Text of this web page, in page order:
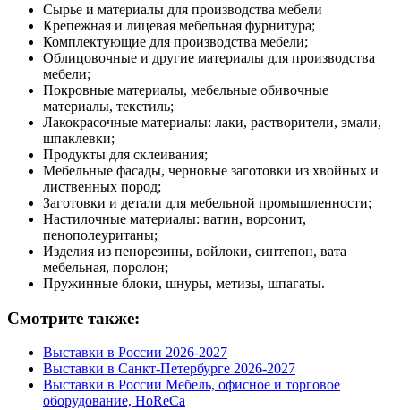
Сырье и материалы для производства мебели
Крепежная и лицевая мебельная фурнитура;
Комплектующие для производства мебели;
Облицовочные и другие материалы для производства
мебели;
Покровные материалы, мебельные обивочные
материалы, текстиль;
Лакокрасочные материалы: лаки, растворители, эмали,
шпаклевки;
Продукты для склеивания;
Мебельные фасады, черновые заготовки из хвойных и
лиственных пород;
Заготовки и детали для мебельной промышленности;
Настилочные материалы: ватин, ворсонит,
пенополеуританы;
Изделия из пенорезины, войлоки, синтепон, вата
мебельная, поролон;
Пружинные блоки, шнуры, метизы, шпагаты.
Смотрите также:
Выставки в России 2026-2027
Выставки в Санкт-Петербурге 2026-2027
Выставки в России Мебель, офисное и торговое
оборудование, HoReCa